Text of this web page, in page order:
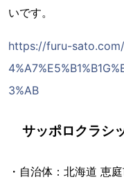
いです。
https://furu-
3%AB
サッポロクラシ
・自治体：北海道 恵